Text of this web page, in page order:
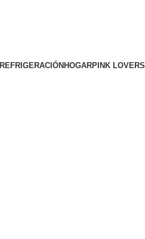
REFRIGERACIÓN HOGARPINK LOVERS